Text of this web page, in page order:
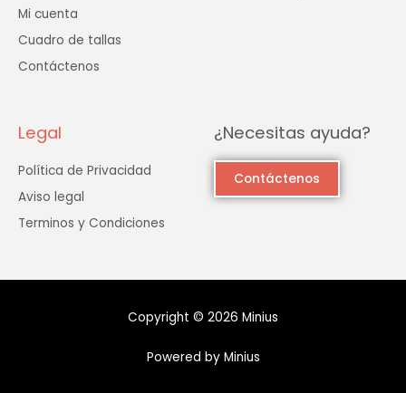
Mi cuenta
Cuadro de tallas
Contáctenos
Legal
Política de Privacidad
Aviso legal
Terminos y Condiciones
¿Necesitas ayuda?
Contáctenos
Copyright © 2026 Minius
Powered by Minius